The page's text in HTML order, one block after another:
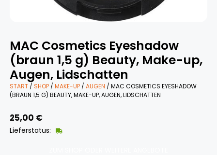
MAC Cosmetics Eyeshadow
(braun 1,5 g) Beauty, Make-up,
Augen, Lidschatten
START / SHOP / MAKE-UP / AUGEN / MAC COSMETICS EYESHADOW
(BRAUN 1,5 G) BEAUTY, MAKE-UP, AUGEN, LIDSCHATTEN
25,00 €
Lieferstatus: